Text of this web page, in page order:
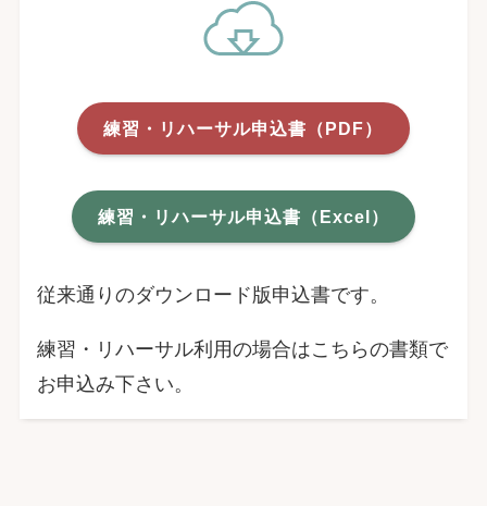
練習・リハーサル申込書（PDF）
練習・リハーサル申込書（Excel）
従来通りのダウンロード版申込書です。
練習・リハーサル利用の場合はこちらの書類で
お申込み下さい。